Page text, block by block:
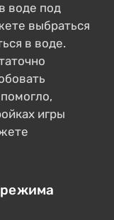
воде под
выбраться
в воде.
игры
режима